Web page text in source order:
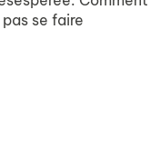
se faire